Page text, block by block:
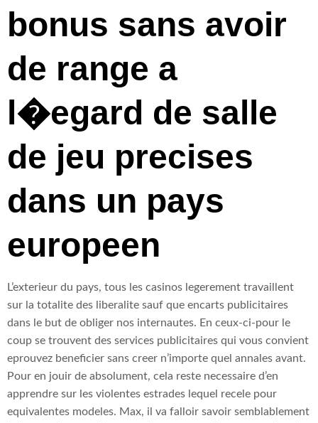
bonus sans avoir
de range a
l�egard de salle
de jeu precises
dans un pays
europeen
L’exterieur du pays, tous les casinos legerement travaillent
sur la totalite des liberalite sauf que encarts publicitaires
dans le but de obliger nos internautes. En ceux-ci-pour le
coup se trouvent des services publicitaires qui vous convient
eprouvez beneficier sans creer n’importe quel annales avant.
Pour en jouir de absolument, cela reste necessaire d’en
apprendre sur les violentes estrades lequel recele pour
equivalentes modeles. Max, il va falloir savoir semblablement